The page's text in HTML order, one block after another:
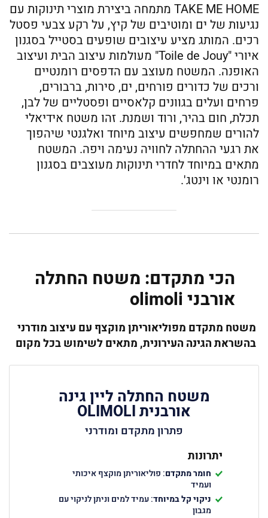
TAKE ME HOME מתמחה ביצירת מוצרי תינוקות עם
נגיעות של ים ומוטיבים של קיץ, על רקע צבעי פסטל
רכים. המותג מציע עיצובים שופעים בסטייל בסגנון
איורי "Toile de Jouy" מעולמות עיצוב הבית ועיצוב
האופנה. המשטח מעוצב עם הדפסים רומנטיים
ורכים של כדורים פורחים, ים, סירות, ברבורים,
פרחים ועלים בגוונים קלאסיים ופסטליים של לבן,
תכלת, חום בהיר, ורוד ושמנת. זהו משטח אידיאלי
להורים שמחפשים עיצוב מיוחד ואלגנטי שיהפוך
את רגעי ההחתלה לחוויה נעימה ויפה. המשטח
מתאים במיוחד לחדרי תינוקות מעוצבים בסגנון
רומנטי או וינטג'.
הכי מתקדם: משטח החתלה
אורבני olimoli
משטח מתקדם מפוליאוריתן מוקצף עם עיצוב מודרני
בהשראת הגינה העירונית, מתאים לשימוש בכל מקום
משטח החתלה ליין גינה
אורבנית OLIMOLI
פתרון מתקדם ומודרני
יתרונות
חומר מתקדם: פוליאוריתן מוקצף איכותי
ועמיד
ניקוי קל במיוחד: עמיד למים וניתן לניקוי עם
מגבון